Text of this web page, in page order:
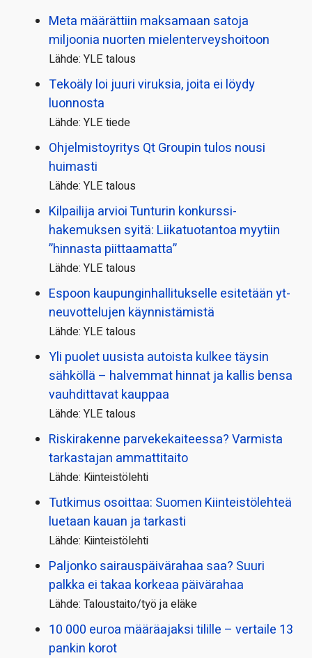
Meta määrättiin maksamaan satoja
miljoonia nuorten mielenterveyshoitoon
Lähde: YLE talous
Tekoäly loi juuri viruksia, joita ei löydy
luonnosta
Lähde: YLE tiede
Ohjelmistoyritys Qt Groupin tulos nousi
huimasti
Lähde: YLE talous
Kilpailija arvioi Tunturin konkurssi­
hakemuksen syitä: Liikatuotantoa myytiin
”hinnasta piittaamatta”
Lähde: YLE talous
Espoon kaupungin­hallitukselle esitetään yt-
neuvottelujen käynnistämistä
Lähde: YLE talous
Yli puolet uusista autoista kulkee täysin
sähköllä – halvemmat hinnat ja kallis bensa
vauhdittavat kauppaa
Lähde: YLE talous
Riskirakenne parvekekaiteessa? Varmista
tarkastajan ammattitaito
Lähde: Kiinteistölehti
Tutkimus osoittaa: Suomen Kiinteistölehteä
luetaan kauan ja tarkasti
Lähde: Kiinteistölehti
Paljonko sairauspäivä­rahaa saa? Suuri
palkka ei takaa korkeaa päivärahaa
Lähde: Taloustaito/työ ja eläke
10 000 euroa määräajaksi tilille – vertaile 13
pankin korot